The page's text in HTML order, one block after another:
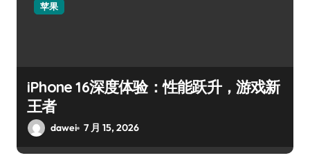
苹果
iPhone 16深度体验：性能跃升，游戏新
王者
dawei 7 月 15, 2026